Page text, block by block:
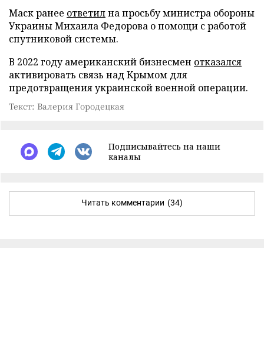
Маск ранее ответилна просьбу министра обороны
Украины Михаила Федорова о помощи с работой
спутниковой системы.
В 2022 году американский бизнесмен отказался
активировать связь над Крымом для
предотвращения украинской военной операции.
Текст: Валерия Городецкая
Подписывайтесь на наши
каналы
Читать комментарии (34)